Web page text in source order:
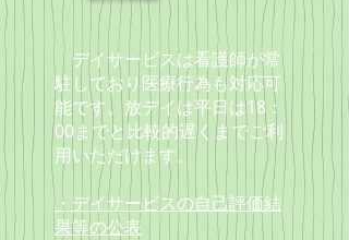
デイサービスは看護師が常
駐しており 医療行為も対応可
能です。放デイは平日は18：
00までと比較的遅くまでご利
用いただけます。
・デイサービスの自己評価結
果等の公表